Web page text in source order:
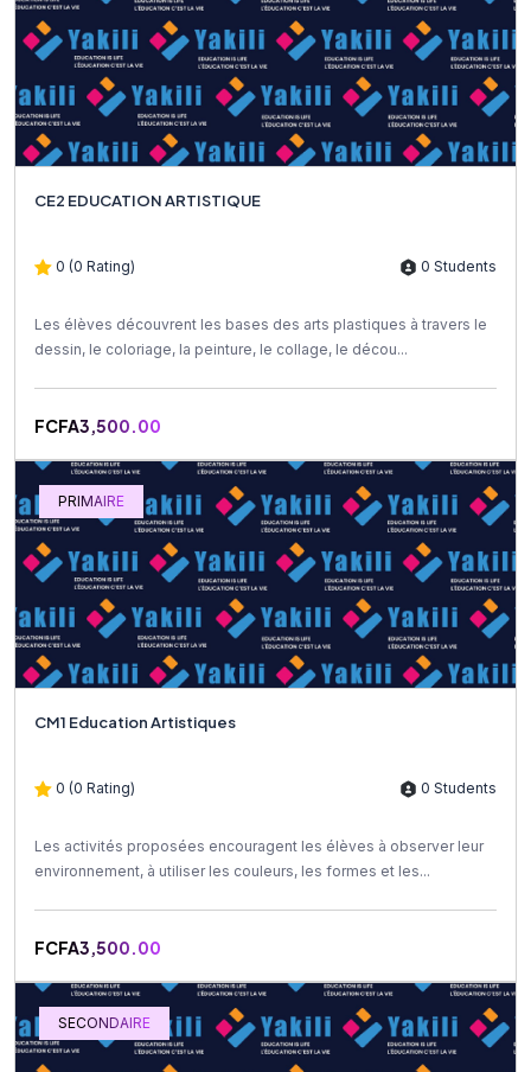
CE2 EDUCATION ARTISTIQUE
0 (0 Rating) 0 Students
Les élèves découvrent les bases des arts plastiques à travers le
dessin, le coloriage, la peinture, le collage, le décou...
FCFA3,500.00
PRIMAIRE
CM1 Education Artistiques
0 (0 Rating) 0 Students
Les activités proposées encouragent les élèves à observer leur
environnement, à utiliser les couleurs, les formes et les...
FCFA3,500.00
SECONDAIRE